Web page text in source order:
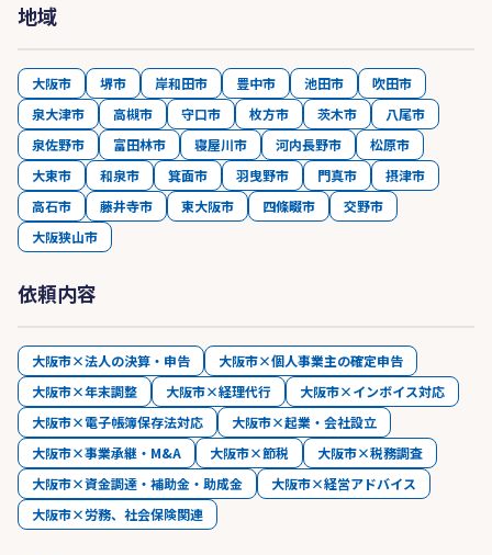
地域
大阪市 堺市 岸和田市 豊中市 池田市
吹田市
泉大津市
高槻市 守口市 枚方市 茨木市
八尾市
泉佐野市
富田林市 寝屋川市 河内長野市
松原市
大東市
和泉市 箕面市 羽曳野市 門真市
摂津市
高石市
藤井寺市 東大阪市 四條畷市
交野市
大阪狭山市
依頼内容
大阪市×法人の決算・申告
大阪市×個人事業主の確定申告
大阪市×年末調整
大阪市×経理代行
大阪市×インボイス対応
大阪市×電子帳簿保存法対応
大阪市×起業・会社設立
大阪市×事業承継・M&A
大阪市×節税
大阪市×税務調査
大阪市×資金調達・補助金・助成金
大阪市×経営アドバイス
大阪市×労務、社会保険関連